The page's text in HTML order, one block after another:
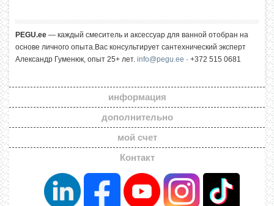
PEGU.ee — каждый смеситель и аксессуар для ванной отобран на
основе личного опыта.Вас консультирует сантехнический эксперт
Александр Гуменюк, опыт 25+ лет. info@pegu.ee · +372 515 0681
информация
дополнительно
мой счет
Контакт